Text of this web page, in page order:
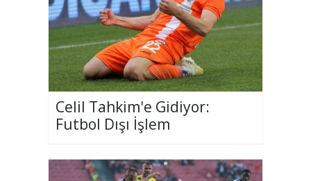
Celil Tahkim'e Gidiyor:
Futbol Dışı İşlem